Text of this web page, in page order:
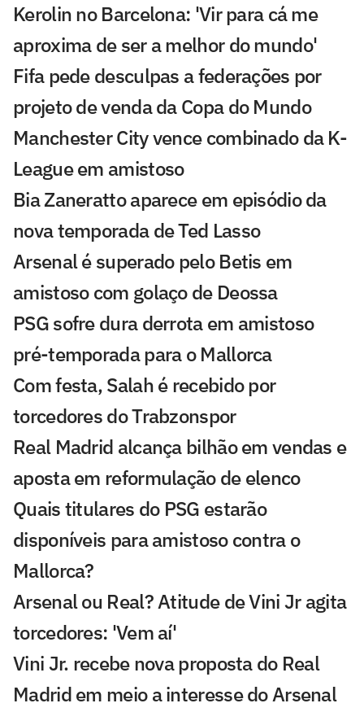
Kerolin no Barcelona: 'Vir para cá me
aproxima de ser a melhor do mundo'
Fifa pede desculpas a federações por
projeto de venda da Copa do Mundo
Manchester City vence combinado da K-
League em amistoso
Bia Zaneratto aparece em episódio da
nova temporada de Ted Lasso
Arsenal é superado pelo Betis em
amistoso com golaço de Deossa
PSG sofre dura derrota em amistoso
pré-temporada para o Mallorca
Com festa, Salah é recebido por
torcedores do Trabzonspor
Real Madrid alcança bilhão em vendas e
aposta em reformulação de elenco
Quais titulares do PSG estarão
disponíveis para amistoso contra o
Mallorca?
Arsenal ou Real? Atitude de Vini Jr agita
torcedores: 'Vem aí'
Vini Jr. recebe nova proposta do Real
Madrid em meio a interesse do Arsenal